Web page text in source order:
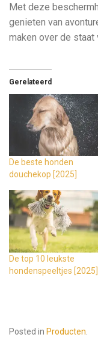
Met deze
genieten van
maken over de staat
Gerelateerd
De beste honden
douchekop [2025]
De top 10 leukste
hondenspeeltjes [2025]
Posted in Producten